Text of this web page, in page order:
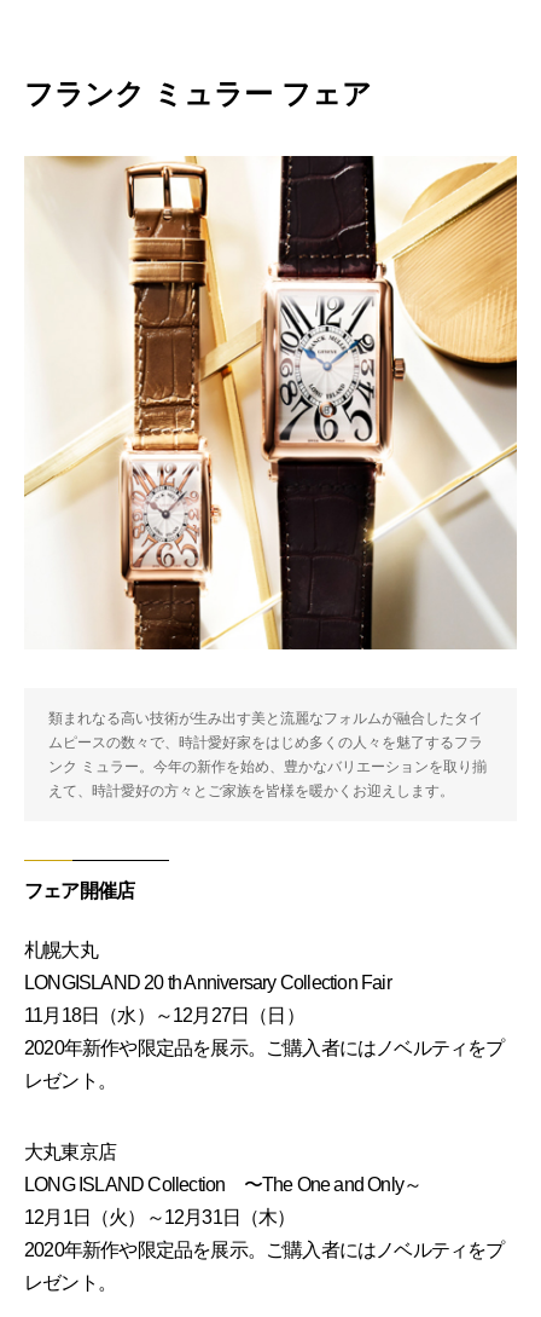
フランク ミュラー フェア
類まれなる高い技術が生み出す美と流麗なフォルムが融合したタイ
ムピースの数々で、時計愛好家をはじめ多くの人々を魅了するフラ
ンク ミュラー。今年の新作を始め、豊かなバリエーションを取り揃
えて、時計愛好の方々とご家族を皆様を暖かくお迎えします。
フェア開催店
札幌大丸
LONGISLAND 20 th Anniversary Collection Fair
11月18日（水）～12月27日（日）
2020年新作や限定品を展示。ご購入者にはノベルティをプ
レゼント。
大丸東京店
LONG ISLAND Collection 〜The One and Only～
12月1日（火）～12月31日（木）
2020年新作や限定品を展示。ご購入者にはノベルティをプ
レゼント。